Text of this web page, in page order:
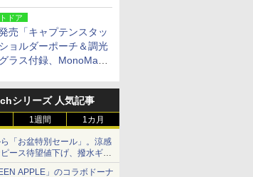
坂上を4分間隔に
ドア
売「キャプテンスタッ
ョルダーポーチ＆調光
ラス付録、MonoMax
シリーズ 人気記事
1週間 1カ月
「お盆特別セール」。涼感
ース待望値下げ、撥水ギア
に
APPLE」のコラボドーナ